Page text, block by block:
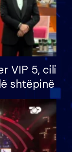
VIP 5, cili
shtëpinë